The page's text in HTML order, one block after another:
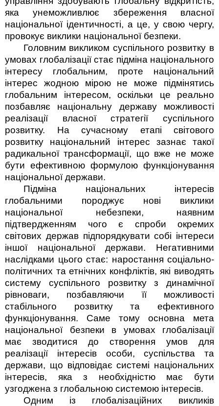
яка унеможливлює збереження власної
національної ідентичності, а це, у свою чергу,
провокує виклики національної безпеки­.
Головним викликом суспільного розвитку в
умовах глобалізації стає підміна національного
інтересу глобальним, проте національний
інтерес жодною мірою не може підмінятись
глобальним інтересом, оскільки це реально
позбавляє національну державу можливості
реалізації власної стратегії суспільного
розвитку. На сучасному етапі світового
розвитку національний інтерес зазнає такої
радикальної трансформації, що вже не може
бути ефективною формулою функ­ціонування
національної держави.
Підміна національних інтересів
глобальними породжує нові виклики
національної небезпеки, наявним
підтвердженням чого є спроби окремих
світових держав підпорядкувати собі інтереси
іншої національної держави. Негативними
наслідками цього стає: наростання соціально-
політичних та етнічних конфліктів, які виводять
систему суспільного розвитку з динамічної
рівноваги, позбавляючи її можливості
стабільного розвитку та ефективного
функціонування. Саме тому основна мета
національної безпеки в умовах глобалізації
має зводитися до створення умов для
реалізації інтересів особи, сус­пільства та
держави, що відповідає системі національних
інтересів, яка з необхідністю має бути
узгоджена з глобальною системою інтересів.
Одним із глобалізаційних викликів